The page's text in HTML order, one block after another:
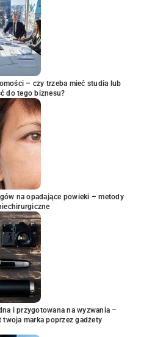
– czy trzeba mieć studia lub
do tego biznesu?
na opadające powieki – metody
i przygotowana na wyzwania –
twoja marka poprzez gadżety